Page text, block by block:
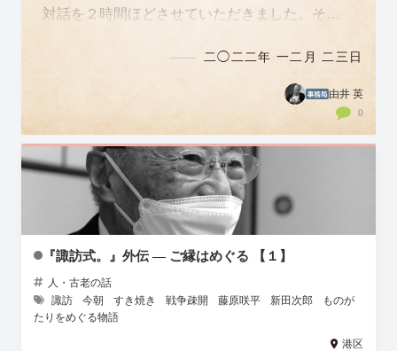
対話を２時間ほどさせていただきました。そこ
二◯二二年 一二月 二三日
由井 英
0
『諏訪式。』外伝 ― ご縁はめぐる 【１】
人・古老の話
諏訪
今朝 すき焼き 戦争疎開 藤原咲平 新田次郎
ものが
たりをめぐる物語
港区